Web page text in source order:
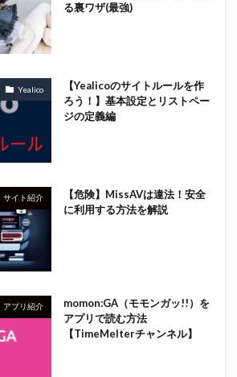
る裏ワザ(最強)
Yealico
【Yealicoのサイトルールを作
ろう！】基本設定とリストペー
ジの定義編
サイト紹介
【危険】MissAVは違法！安全
に利用する方法を解説
アプリ紹介
momon:GA（モモンガッ!!）を
アプリで読む方法
【TimeMelterチャンネル】